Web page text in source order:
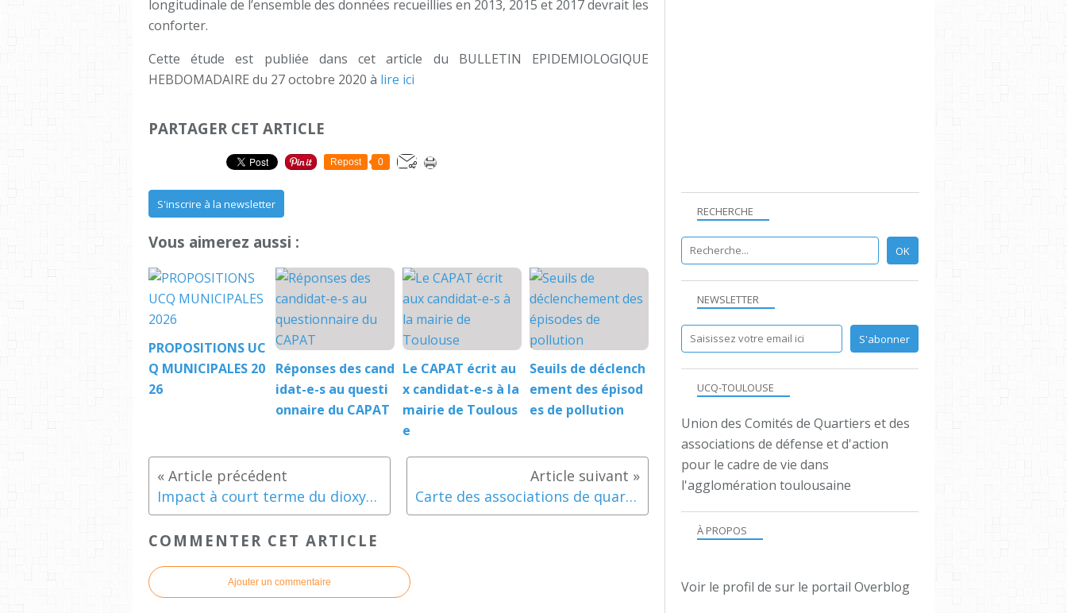
longitudinale de l’ensemble des données recueillies en 2013, 2015 et 2017 devrait les
conforter.
Cette étude est publiée dans cet article du BULLETIN EPIDEMIOLOGIQUE
HEBDOMADAIRE du 27 octobre 2020 à lire ici
PARTAGER CET ARTICLE
Repost 0
S'inscrire à la newsletter
Vous aimerez aussi :
PROPOSITIONS UC
Q MUNICIPALES 20
26
Réponses des cand
idat-e-s au questi
onnaire du CAPAT
Le CAPAT écrit au
x candidat-e-s à la
mairie de Toulous
e
Seuils de déclench
ement des épisod
es de pollution
Impact à court terme du dioxyde d'azote (NO2) sur la mortalité dans 18 agglomérations françaises, 2010-2014 Carte des associations de quartier
COMMENTER CET ARTICLE
Ajouter un commentaire
NEWSLETTER
RECHERCHE
UCQ-TOULOUSE
Union des Comités de Quartiers et des
associations de défense et d'action
pour le cadre de vie dans
l'agglomération toulousaine
À PROPOS
Voir le profil de sur le portail Overblog